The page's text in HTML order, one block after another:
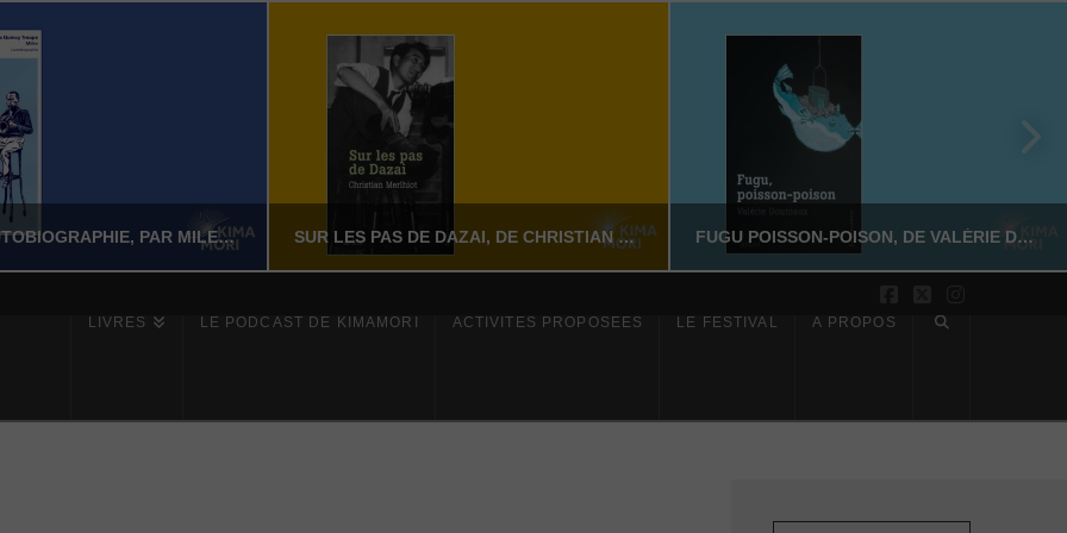
MILES – L’AUTOBIOGRAPHIE, PAR MILES DAVIS AVEC QUINCY TROUPE SUR LES PAS DE DAZAI, DE CHRISTIAN MERLHIOT FUGU POISSON-POISON, DE VALÉRIE DOUNIAUX
Facebook
X
LIVRES LE PODCAST DE KIMAMORI ACTIVITÉS PROPOSÉES LE FESTIVAL À PROPOS